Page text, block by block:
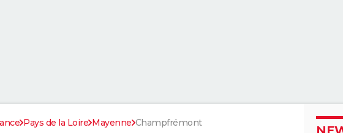
Pays de la Loire Mayenne Champfrémont